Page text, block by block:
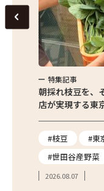
特集記事
朝採れ枝豆を、
店が実現する東
#枝豆 #東
#世田谷産野菜
2026.08.07